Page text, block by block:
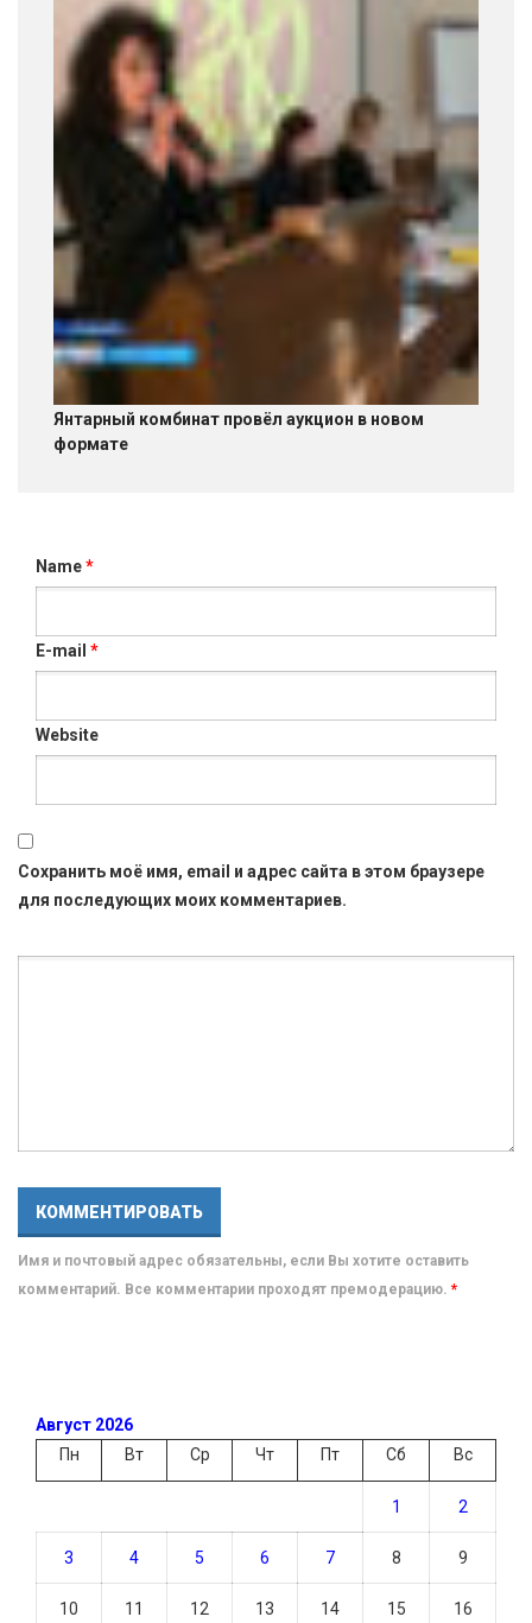
Янтарный комбинат провёл аукцион в новом
формате
Name*
E-mail *
Website
Сохранить моё имя, email и адрес сайта в этом браузере
для последующих моих комментариев.
Имя и почтовый адрес обязательны, если Вы хотите оставить
комментарий. Все комментарии проходят премодерацию. *
Август 2026
Пн
Вт Ср Чт Пт Сб Вс
1 2
3 4 5 6 7 8 9
10 11 12 13 14 15 16